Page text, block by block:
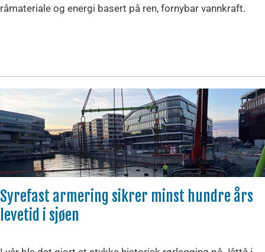
råmateriale og energi basert på ren, fornybar vannkraft.
Syrefast armering sikrer minst hundre års
levetid i sjøen